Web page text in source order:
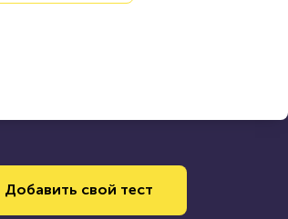
Добавить свой тест